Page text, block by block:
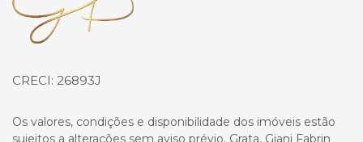
CRECI: 26893J
Os valores, condições e disponibilidade dos imóveis estão
sujeitos a alterações sem aviso prévio. Grata, Giani Fabrin